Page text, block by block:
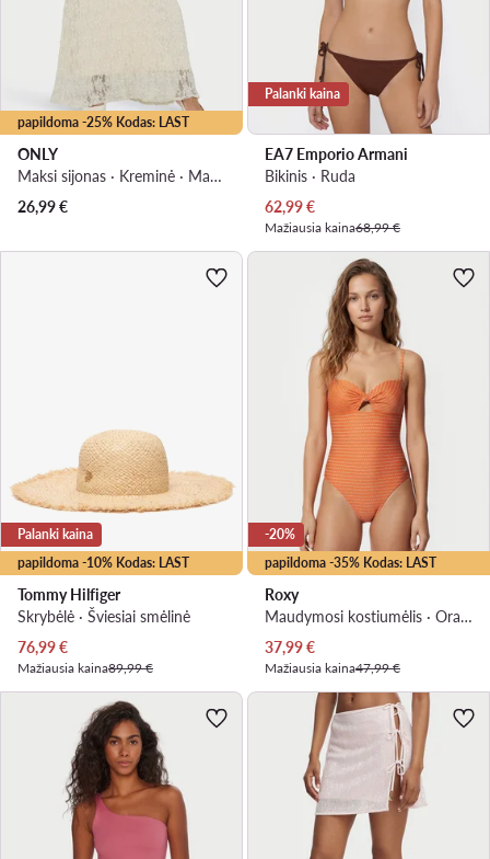
papildoma -25% Kodas: LAST
ONLY
Maksi sijonas · Kreminė · Maksi
26,99€
Palanki kaina
EA7 Emporio Armani
Bikinis · Ruda
Dabartinė kaina
62,99€
Mažiausia kaina68,99 €
papildoma -10% Kodas: LAST
Palanki kaina
Tommy Hilfiger
Skrybėlė · Šviesiai smėlinė
Dabartinė kaina
76,99€
Mažiausia kaina89,99 €
papildoma -35% Kodas: LAST
-20%
Roxy
Maudymosi kostiumėlis · Oranžinė
Dabartinė kaina
37,99€
Mažiausia kaina47,99 €